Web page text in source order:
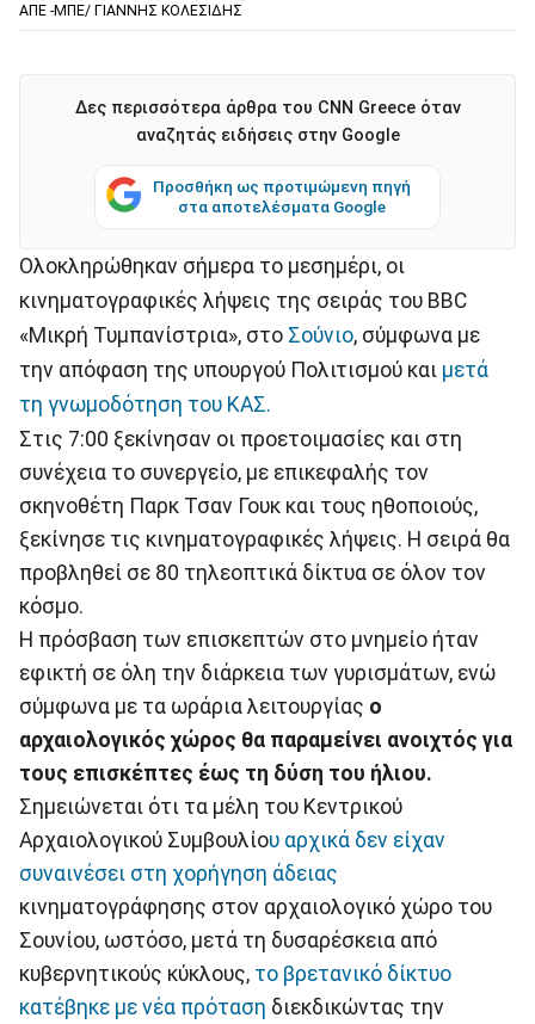
ΑΠΕ -ΜΠΕ/ ΓΙΑΝΝΗΣ ΚΟΛΕΣΙΔΗΣ
Δες περισσότερα άρθρα του CNN Greece όταν
αναζητάς ειδήσεις στην Google
Προσθήκη ως προτιμώμενη πηγή
στα αποτελέσματα Google
Ολοκληρώθηκαν σήμερα το μεσημέρι, οι
κινηματογραφικές λήψεις της σειράς του BBC
«Μικρή Τυμπανίστρια», στο Σούνιο, σύμφωνα με
την απόφαση της υπουργού Πολιτισμού και μετά
τη γνωμοδότηση του ΚΑΣ.
Στις 7:00 ξεκίνησαν οι προετοιμασίες και στη
συνέχεια το συνεργείο, με επικεφαλής τον
σκηνοθέτη Παρκ Τσαν Γουκ και τους ηθοποιούς,
ξεκίνησε τις κινηματογραφικές λήψεις. Η σειρά θα
προβληθεί σε 80 τηλεοπτικά δίκτυα σε όλον τον
κόσμο.
Η πρόσβαση των επισκεπτών στο μνημείο ήταν
εφικτή σε όλη την διάρκεια των γυρισμάτων, ενώ
σύμφωνα με τα ωράρια λειτουργίας ο
αρχαιολογικός χώρος θα παραμείνει ανοιχτός για
τους επισκέπτες έως τη δύση του ήλιου.
Σημειώνεται ότι τα μέλη του Κεντρικού
Αρχαιολογικού Συμβουλίου αρχικά δεν είχαν
συναινέσει στη χορήγηση άδειας
κινηματογράφησης στον αρχαιολογικό χώρο του
Σουνίου, ωστόσο, μετά τη δυσαρέσκεια από
κυβερνητικούς κύκλους, το βρετανικό δίκτυο
κατέβηκε με νέα πρόταση διεκδικώντας την